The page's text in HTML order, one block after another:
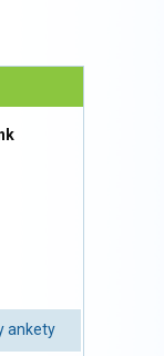
ankety